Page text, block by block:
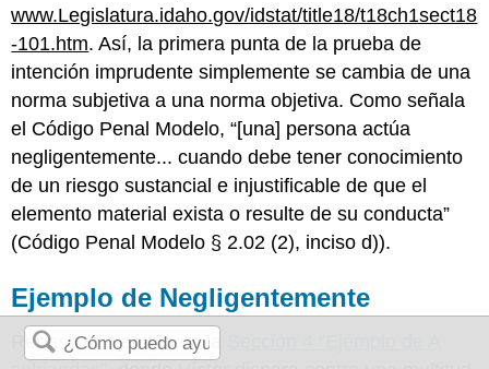
www.Legislatura.idaho.gov/idstat/title18/t18ch1sect18
-101.htm. Así, la primera punta de la prueba de
intención imprudente simplemente se cambia de una
norma subjetiva a una norma objetiva. Como señala
el Código Penal Modelo, “[una] persona actúa
negligentemente... cuando debe tener conocimiento
de un riesgo sustancial e injustificable de que el
elemento material exista o resulte de su conducta”
(Código Penal Modelo § 2.02 (2), inciso d)).
Ejemplo de Negligentemente
Repasa el ejemplo en la